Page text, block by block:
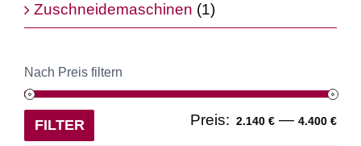
Zuschneidemaschinen (1)
Nach Preis filtern
FILTER Preis: 2.140 € — 4.400 €